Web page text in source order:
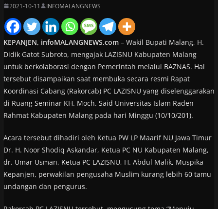
2021-10-11 INFOMALANGNEWS
KEPANJEN, infoMALANGNEWS.com– Wakil Bupati Malang, H.
Didik Gatot Subroto, mengajak LAZISNU Kabupaten Malang
untuk berkolaborasi dengan Pemerintah melalui BAZNAS. Hal
tersebut disampaikan saat membuka secara resmi Rapat
Koordinasi Cabang (Rakorcab) PC LAZISNU yang diselenggarakan
di Ruang Seminar KH. Moch. Said Universitas Islam Raden
Rahmat Kabupaten Malang pada hari Minggu (10/10/201).
Acara tersebut dihadiri oleh Ketua PW LP Maarif NU Jawa Timur
Dr. H. Noor Shodiq Askandar, Ketua PC NU Kabupaten Malang,
dr. Umar Usman, Ketua PC LAZISNU, H. Abdul Malik, Muspika
Kepanjen, perwakilan pengusaha Muslim kurang lebih 60 tamu
undangan dan pengurus.